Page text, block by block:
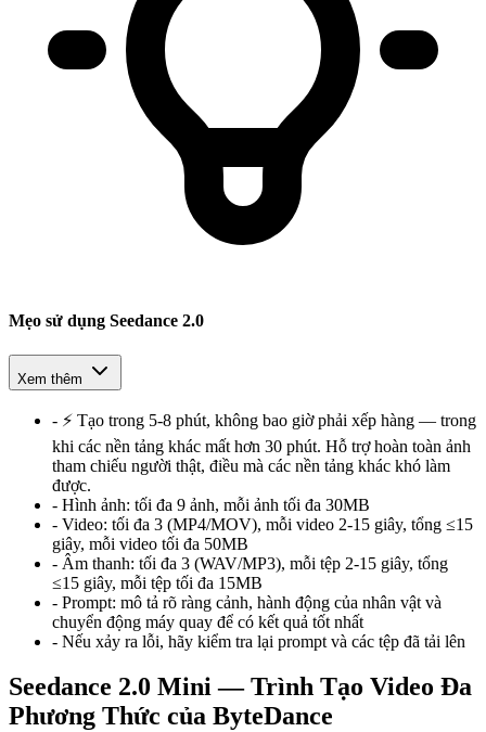
Mẹo sử dụng Seedance 2.0
Xem thêm
- ⚡ Tạo trong 5-8 phút, không bao giờ phải xếp hàng — trong
khi các nền tảng khác mất hơn 30 phút. Hỗ trợ hoàn toàn ảnh
tham chiếu người thật, điều mà các nền tảng khác khó làm
được.
- Hình ảnh: tối đa 9 ảnh, mỗi ảnh tối đa 30MB
- Video: tối đa 3 (MP4/MOV), mỗi video 2-15 giây, tổng ≤15
giây, mỗi video tối đa 50MB
- Âm thanh: tối đa 3 (WAV/MP3), mỗi tệp 2-15 giây, tổng
≤15 giây, mỗi tệp tối đa 15MB
- Prompt: mô tả rõ ràng cảnh, hành động của nhân vật và
chuyển động máy quay để có kết quả tốt nhất
- Nếu xảy ra lỗi, hãy kiểm tra lại prompt và các tệp đã tải lên
Seedance 2.0 Mini — Trình Tạo Video Đa
Phương Thức của ByteDance